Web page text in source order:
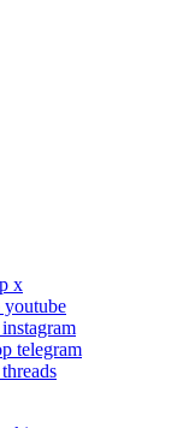
x
youtube
telegram